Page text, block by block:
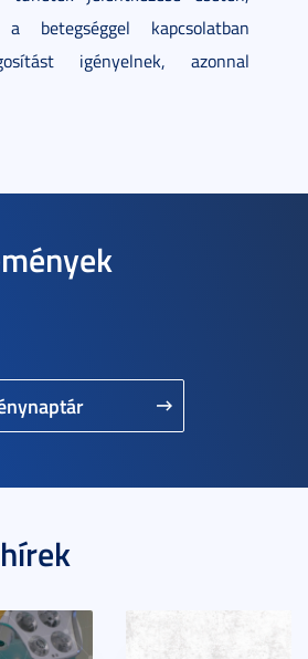
betegséggel kapcsolatban
igényelnek, azonnal